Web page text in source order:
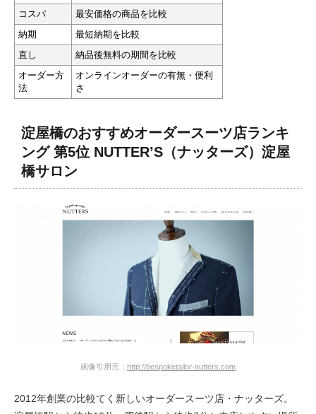
コスパ
最安価格の商品を比較
納期
最短納期を比較
直し
納品後無料の期間を比較
オーダー方
法
オンラインオーダーの有無・便利
さ
淀屋橋のおすすめオーダースーツ店ランキ
ング 第5位 NUTTER’S（ナッターズ）淀屋
橋サロン
画像引用元： http://bespoketailor-nutters.com
2012年創業の比較てく新しいオーダースーツ店・ナッターズ。